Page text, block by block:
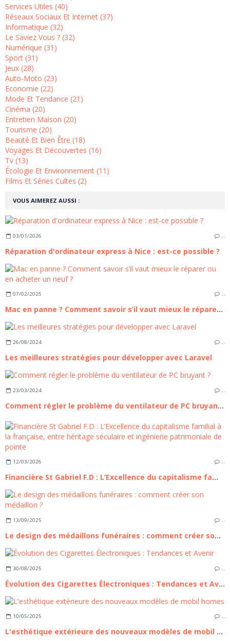
VOUS AIMEREZ AUSSI :
03/01/2026 …
Réparation d'ordinateur express à Nice : est-ce possible ?
07/02/2025 …
Mac en panne ? Comment savoir s’il vaut mieux le réparer ou en acheter un neuf ?
26/08/2024 …
Les meilleures stratégies pour développer avec Laravel
23/03/2024 …
Comment régler le problème du ventilateur de PC bruyant ?
12/03/2026 …
Financière St Gabriel F.D : L’Excellence du capitalisme familial à la française, entre héritage séculaire et ingénierie patrimoniale de pointe
13/09/2025 …
Le design des médaillons funéraires : comment créer son médaillon ?
30/08/2025
Évolution des Cigarettes Électroniques : Tendances et Avenir
10/05/2025 …
L'esthétique extérieure des nouveaux modèles de mobil homes
Services Utiles (40)
Réseaux Sociaux Et Internet (37)
Informatique (32)
Le Saviez Vous ? (32)
Numérique (31)
Sport (31)
Jeux (28)
Auto-Moto (23)
Economie (22)
Mode Et Tendance (21)
Cinéma (20)
Entretien Maison (20)
Tourisme (20)
Beauté Et Bien Être (18)
Voyages Et Découvertes (16)
Tv (13)
Écologie Et Environnement (11)
Films Et Séries Cultes (2)